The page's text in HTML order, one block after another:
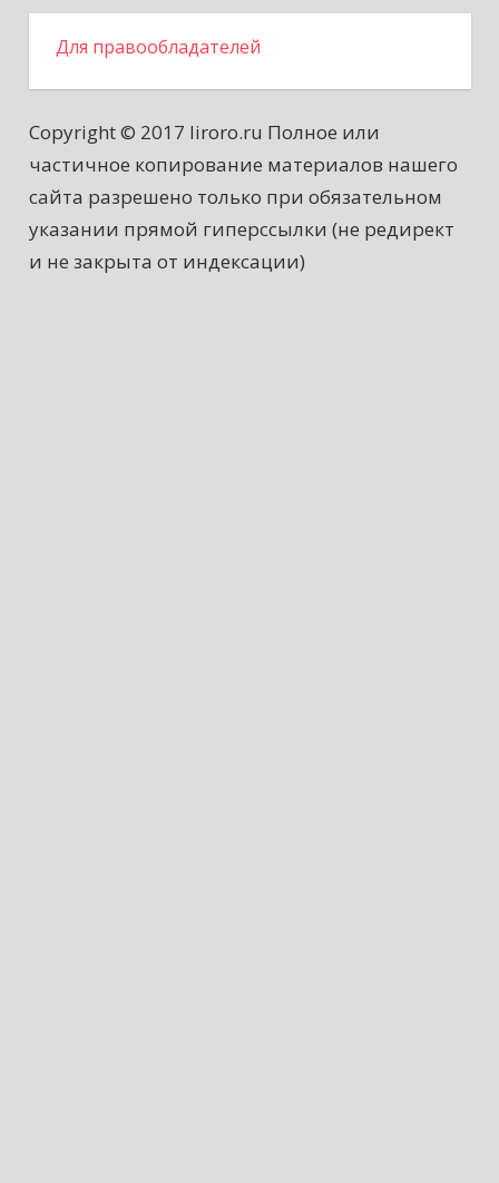
Для правообладателей
Copyright © 2017 liroro.ru Полное или
частичное копирование материалов нашего
сайта разрешено только при обязательном
указании прямой гиперссылки (не редирект
и не закрыта от индексации)